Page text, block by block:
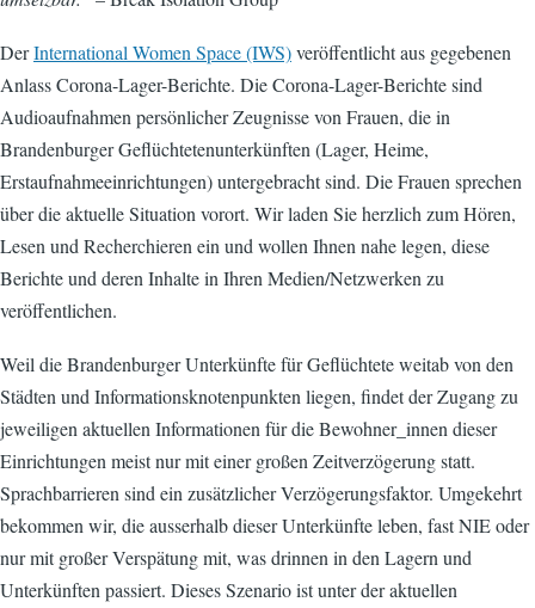
DerInternational Women Space (IWS)veröffentlicht aus gegebenen
Anlass Corona-Lager-Berichte. Die Corona-Lager-Berichte sind
Audioaufnahmen persönlicher Zeugnisse von Frauen, die in
Brandenburger Geflüchtetenunterkünften (Lager, Heime,
Erstaufnahmeeinrichtungen) untergebracht sind. Die Frauen sprechen
über die aktuelle Situation vorort. Wir laden Sie herzlich zum Hören,
Lesen und Recherchieren ein und wollen Ihnen nahe legen, diese
Berichte und deren Inhalte in Ihren Medien/Netzwerken zu
veröffentlichen.
Weil die Brandenburger Unterkünfte für Geflüchtete weitab von den
Städten und Informationsknotenpunkten liegen, findet der Zugang zu
jeweiligen aktuellen Informationen für die Bewohner_innen dieser
Einrichtungen meist nur mit einer großen Zeitverzögerung statt.
Sprachbarrieren sind ein zusätzlicher Verzögerungsfaktor. Umgekehrt
bekommen wir, die ausserhalb dieser Unterkünfte leben, fast NIE oder
nur mit großer Verspätung mit, was drinnen in den Lagern und
Unterkünften passiert. Dieses Szenario ist unter der aktuellen